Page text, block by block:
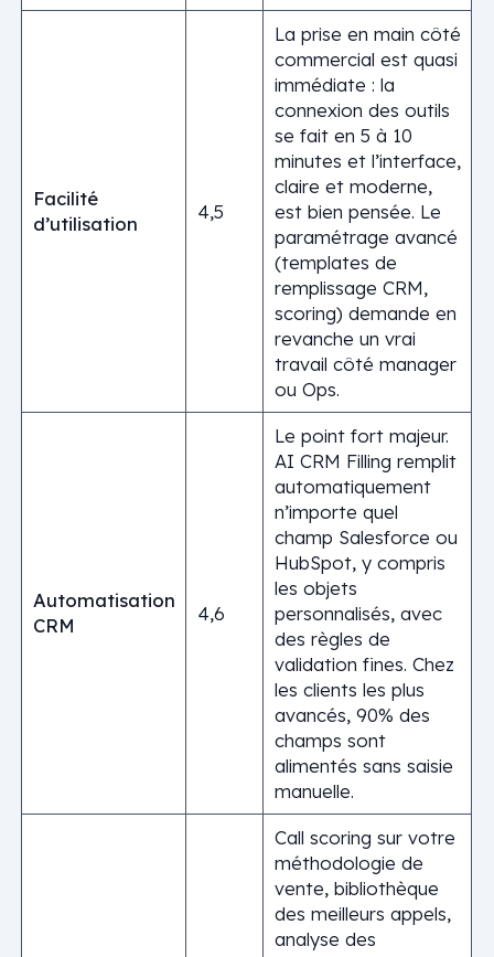
Facilité
d’utilisation
4,5
La prise en main côté
commercial est quasi
immédiate : la
connexion des outils
se fait en 5 à 10
minutes et l’interface,
claire et moderne,
est bien pensée. Le
paramétrage avancé
(templates de
remplissage CRM,
scoring) demande en
revanche un vrai
travail côté manager
ou Ops.
Automatisation
CRM
4,6
Le point fort majeur.
AI CRM Filling remplit
automatiquement
n’importe quel
champ Salesforce ou
HubSpot, y compris
les objets
personnalisés, avec
des règles de
validation fines. Chez
les clients les plus
avancés, 90% des
champs sont
alimentés sans saisie
manuelle.
Call scoring sur votre
méthodologie de
vente, bibliothèque
des meilleurs appels,
analyse des